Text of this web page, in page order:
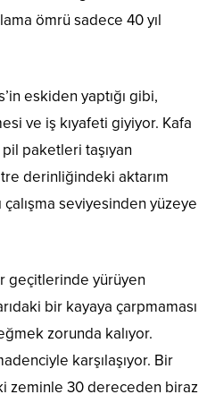
ömrü sadece 40 yıl
eskiden yaptığı gibi,
ve iş kıyafeti giyiyor. Kafa
pil paketleri taşıyan
derinliğindeki aktarım
çalışma seviyesinden yüzeye
geçitlerinde yürüyen
bir kayaya çarpmaması
zorunda kalıyor.
karşılaşıyor. Bir
zeminle 30 dereceden biraz